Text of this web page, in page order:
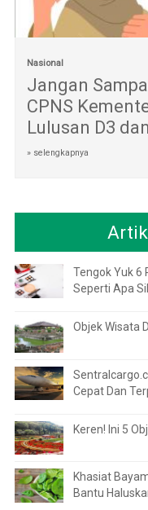
Nasional
Jangan
CPNS
Lulusan D3
» selengkapnya
Tengok Yuk 6
Seperti Apa
Objek Wisata
Cepat Dan
Keren! Ini 5
Khasiat
Bantu